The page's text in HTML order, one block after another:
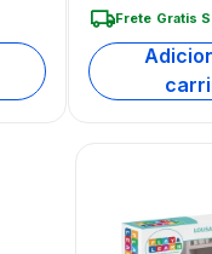
Frete Gratis